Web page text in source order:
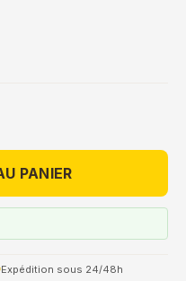
PANIER
Expédition sous 24/48h